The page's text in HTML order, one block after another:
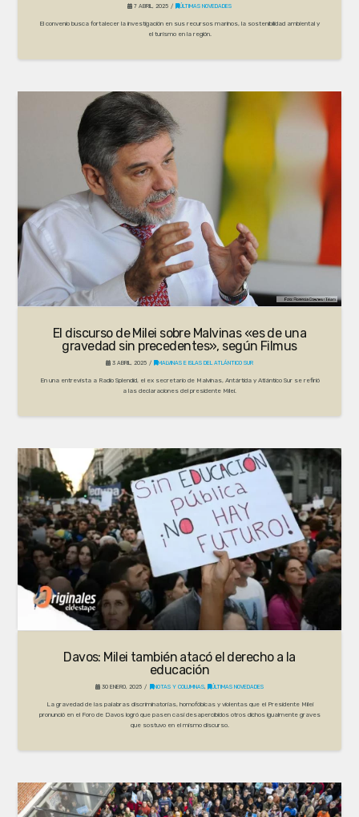
7 ABRIL, 2025 ÚLTIMAS NOVEDADES
El convenio busca fortalecer la investigación en sus recursos marinos, la sostenibilidad ambiental y
el turismo en la región.
El discurso de Milei sobre Malvinas «es de una
gravedad sin precedentes», según Filmus
3 ABRIL, 2025 MALVINAS E ISLAS DEL ATLÁNTICO SUR
En una entrevista a Radio Splendid, el ex secretario de Malvinas, Antártida y Atlántico Sur se refirió
a las declaraciones del presidente Milei.
Davos: Milei también atacó el derecho a la
educación
30 ENERO, 2025 NOTAS Y COLUMNAS, ÚLTIMAS NOVEDADES
La gravedad de las palabras discriminatorias, homofóbicas y violentas que el Presidente Milei
pronunció en el Foro de Davos logró que pasen casi desapercibidos otros dichos igualmente graves
que sostuvo en el mismo discurso.